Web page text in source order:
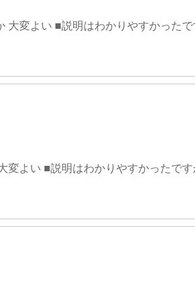
大変よい ■説明はわかりやすかった
変よい ■説明はわかりやすかったで